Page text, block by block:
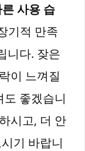
사용 습
기적 만족
니다. 잦은
이 느껴질
좋겠습니
시고, 더 안
기 바랍니